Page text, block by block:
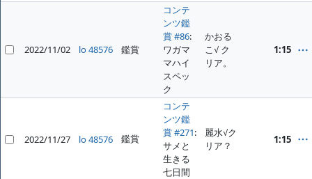
2022/11/02 lo 48576 鑑賞
コンテ
ンツ鑑
賞 #86:
ワガマ
マハイ
スペッ
ク
かおる
こ√ ク
リア。
1:15
2022/11/27 lo 48576 鑑賞
コンテ
ンツ鑑
賞 #271:
サメと
生きる
七日間
麗水√ク
リア？
1:15